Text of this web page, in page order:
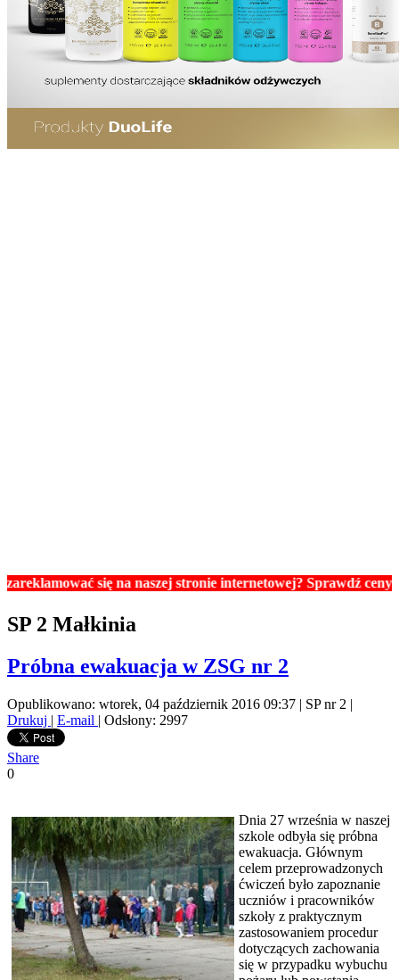
się na naszej stronie internetowej? Sprawdź ceny reklam.
SP 2 Małkinia
Próbna ewakuacja w ZSG nr 2
Opublikowano: wtorek, 04 październik 2016 09:37 | SP nr 2 |
Drukuj | E-mail | Odsłony: 2997
Share
0
Dnia 27 września w naszej
szkole odbyła się próbna
ewakuacja. Głównym
celem przeprowadzonych
ćwiczeń było zapoznanie
uczniów i pracowników
szkoły z praktycznym
zastosowaniem procedur
dotyczących zachowania
się w przypadku wybuchu